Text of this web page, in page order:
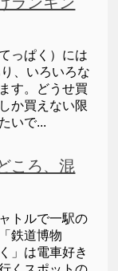
っぱく）には
、いろいろな
す。どうせ買
か買えない限
いで...
ころ、混
トルで一駅の
鉄道博物
」は電車好き